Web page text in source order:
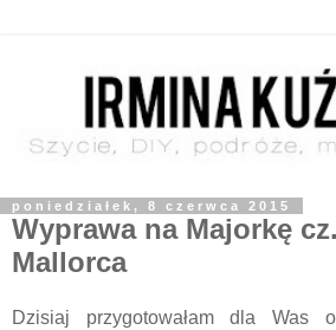
poniedziałek, 8 czerwca 2015
Wyprawa na Majorkę
Mallorca
Dzisiaj przygotowałam dla Was